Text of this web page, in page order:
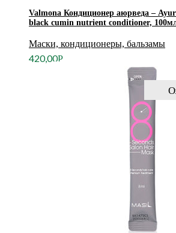
Valmona Кондиционер аюрведа –
black cumin nutrient conditioner,
Маски, кондиционеры, бальзамы
420,00Р